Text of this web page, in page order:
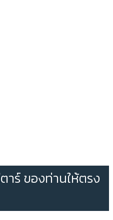
าร์ ของท่านให้ตรง